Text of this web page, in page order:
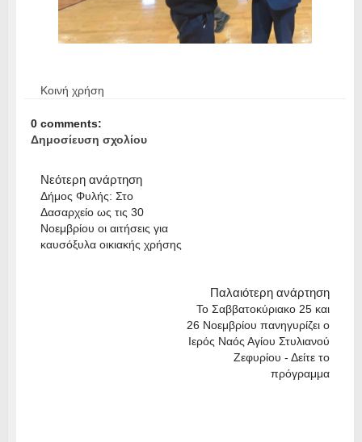
Κοινή χρήση
0 comments:
Δημοσίευση σχολίου
Νεότερη ανάρτηση
Δήμος Φυλής: Στο
Δασαρχείο ως τις 30
Νοεμβρίου οι αιτήσεις για
καυσόξυλα οικιακής χρήσης
Παλαιότερη ανάρτηση
Το Σαββατοκύριακο 25 και
26 Νοεμβρίου πανηγυρίζει ο
Ιερός Ναός Αγίου Στυλιανού
Ζεφυρίου - Δείτε το
πρόγραμμα